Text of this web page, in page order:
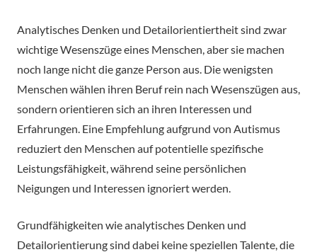
Analytisches Denken und Detailorientiertheit sind zwar
wichtige Wesenszüge eines Menschen, aber sie machen
noch lange nicht die ganze Person aus. Die wenigsten
Menschen wählen ihren Beruf rein nach Wesenszügen aus,
sondern orientieren sich an ihren Interessen und
Erfahrungen. Eine Empfehlung aufgrund von Autismus
reduziert den Menschen auf potentielle spezifische
Leistungsfähigkeit, während seine persönlichen
Neigungen und Interessen ignoriert werden.
Grundfähigkeiten wie analytisches Denken und
Detailorientierung sind dabei keine speziellen Talente, die